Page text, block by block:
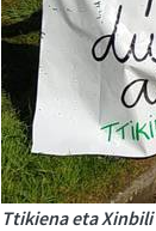
Ttikiena eta